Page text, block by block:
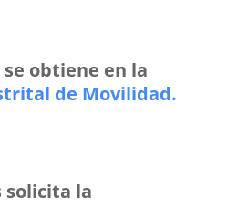
se obtiene en la
de Movilidad.
solicita la